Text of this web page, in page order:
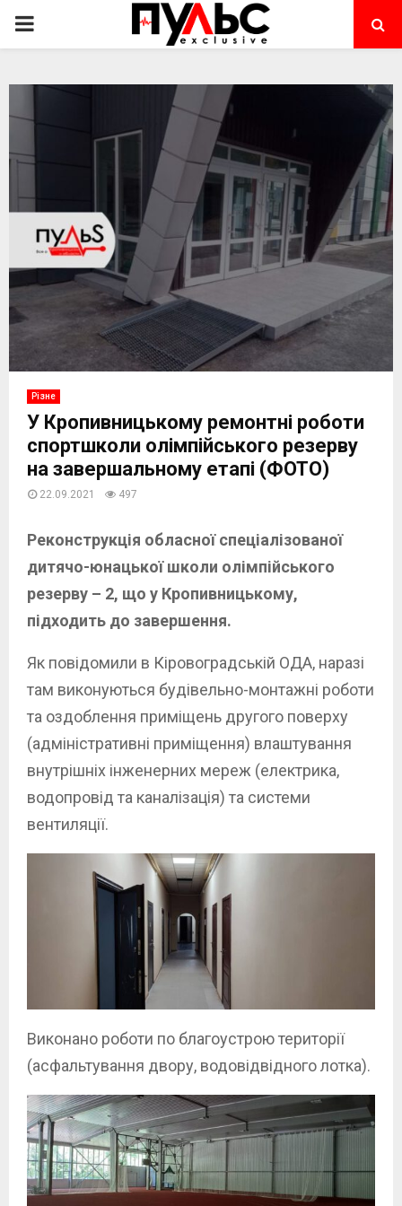
PRIMARY
Різне
У Кропивницькому ремонтні роботи
спортшколи олімпійського резерву
на завершальному етапі (ФОТО)
22.09.2021 497
Реконструкція обласної спеціалізованої
дитячо-юнацької школи олімпійського
резерву – 2, що у Кропивницькому,
підходить до завершення.
Як повідомили в Кіровоградській ОДА, наразі
там виконуються будівельно-монтажні роботи
та оздоблення приміщень другого поверху
(адміністративні приміщення) влаштування
внутрішніх інженерних мереж (електрика,
водопровід та каналізація) та системи
вентиляції.
Виконано роботи по благоустрою території
(асфальтування двору, водовідвідного лотка).